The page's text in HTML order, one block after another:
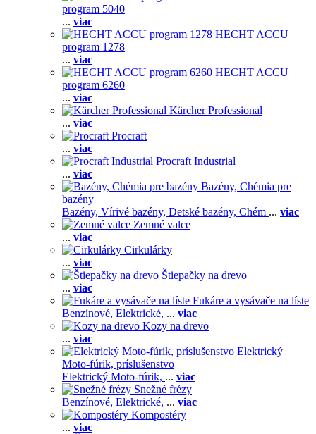
program 5040
... viac
HECHT ACCU
program 1278
... viac
HECHT ACCU
program 6260
... viac
Kärcher Professional
... viac
Procraft
... viac
Procraft Industrial
... viac
Bazény, Chémia pre
bazény
Bazény, Vírivé bazény, Detské bazény, Chém ... viac
Zemné valce
... viac
Cirkulárky
... viac
Štiepačky na drevo
... viac
Fukáre a vysávače na líste
Benzínové, Elektrické, ... viac
Kozy na drevo
... viac
Elektrický
Moto-fúrik, príslušenstvo
Elektrický Moto-fúrik, ... viac
Snežné frézy
Benzínové, Elektrické, ... viac
Kompostéry
... viac